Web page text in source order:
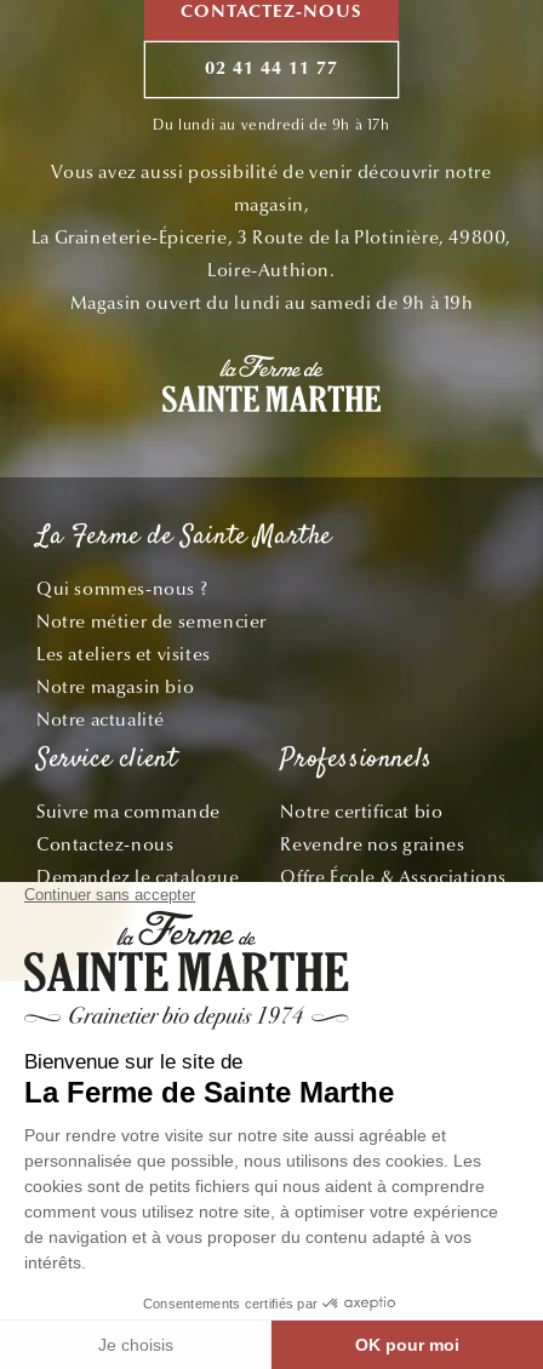
CONTACTEZ-NOUS
02 41 44 11 77
Du lundi au vendredi de 9h à 17h
Vous avez aussi possibilité de venir découvrir notre
magasin,
La Graineterie-Épicerie, 3 Route de la Plotinière, 49800,
Loire-Authion.
Magasin ouvert du lundi au samedi de 9h à 19h
La Ferme de Sainte Marthe
Qui sommes-nous ?
Notre métier de semencier
Les ateliers et visites
Notre magasin bio
Notre actualité
Service client
Suivre ma commande
Contactez-nous
Demandez le catalogue
Bon de commande
Tous nos conseils
Professionnels
Notre certificat bio
Revendre nos graines
Offre École & Associations
Abonnez-vous
E-mail
© La Ferme de Sainte Marthe - Tous droit réservés
Données
YouTube